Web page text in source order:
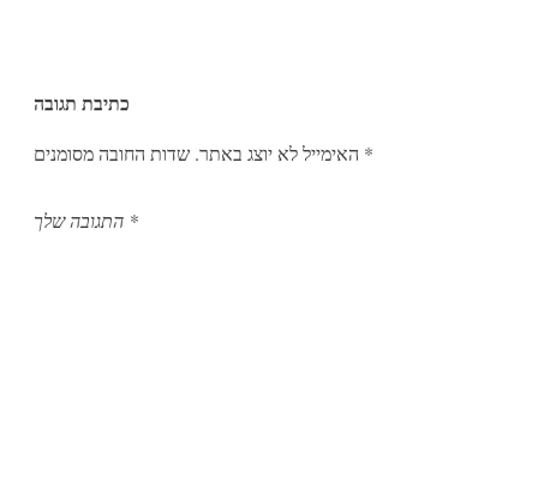
כתיבת תגובה
האימייל לא יוצג באתר. *
*